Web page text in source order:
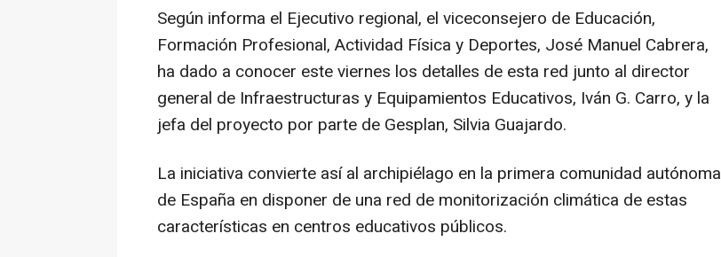
Según informa el Ejecutivo regional, el viceconsejero de Educación,
Formación Profesional, Actividad Física y Deportes, José Manuel Cabrera,
ha dado a conocer este viernes los detalles de esta red junto al director
general de Infraestructuras y Equipamientos Educativos, Iván G. Carro, y la
jefa del proyecto por parte de Gesplan, Silvia Guajardo.
La iniciativa convierte así al archipiélago en la primera comunidad autónoma
de España en disponer de una red de monitorización climática de estas
características en centros educativos públicos.